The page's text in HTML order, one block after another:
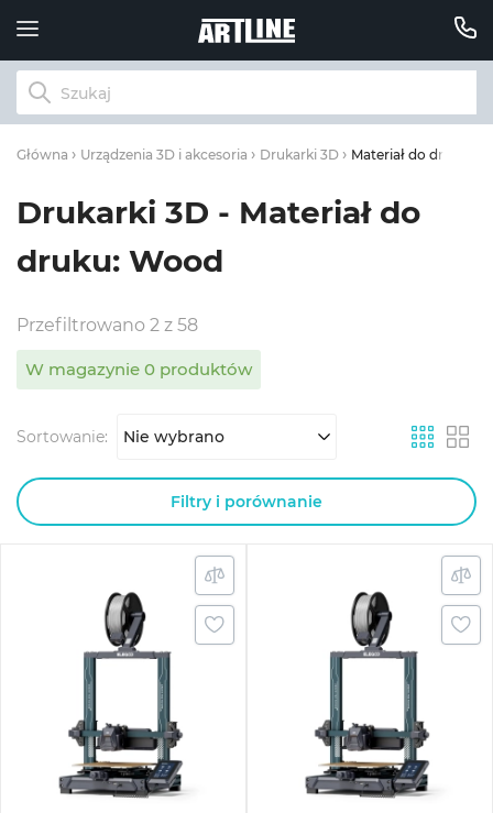
Główna Urządzenia 3D i akcesoria Drukarki 3D Materiał do druku:
Drukarki 3D - Materiał do
druku: Wood
Przefiltrowano 2 z 58
W magazynie 0 produktów
Sortowanie: Nie wybrano
Filtry i porównanie